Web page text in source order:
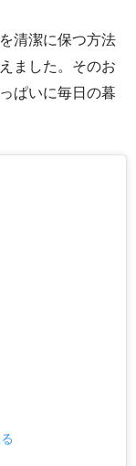
清潔に保つ方法
ました。そのお
ぱいに毎日の暮